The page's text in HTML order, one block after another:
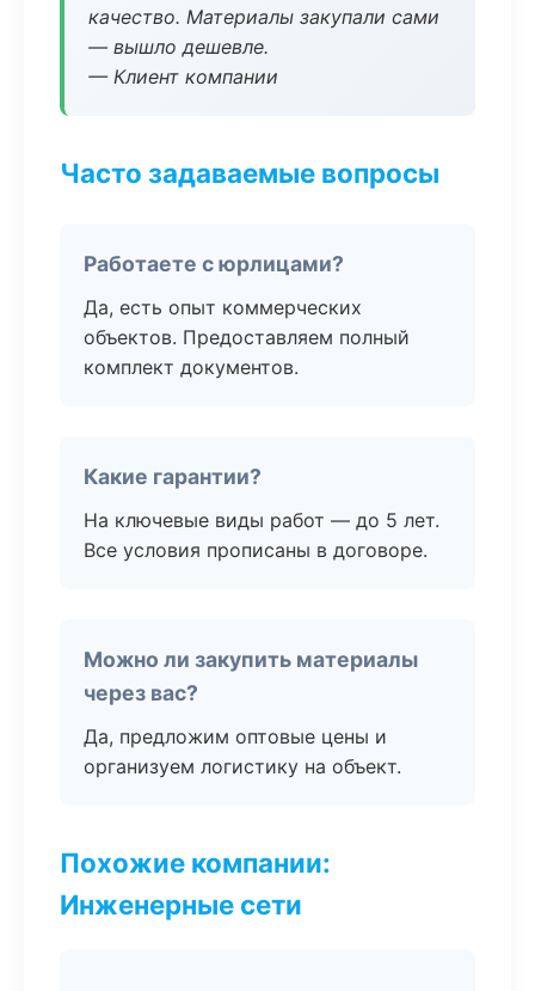
качество. Материалы закупали сами
— вышло дешевле.
— Клиент компании
Часто задаваемые вопросы
Работаете с юрлицами?
Да, есть опыт коммерческих
объектов. Предоставляем полный
комплект документов.
Какие гарантии?
На ключевые виды работ — до 5 лет.
Все условия прописаны в договоре.
Можно ли закупить материалы
через вас?
Да, предложим оптовые цены и
организуем логистику на объект.
Похожие компании:
Инженерные сети